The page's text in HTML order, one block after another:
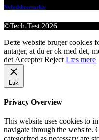
Nyhedsbrevsarkiv
©Tech-Test 2026
Dette website bruger cookies
antager, at du er ok med det,
det.Accepter Reject Læs mere
Luk
Privacy Overview
This website uses cookies to
navigate through the website.